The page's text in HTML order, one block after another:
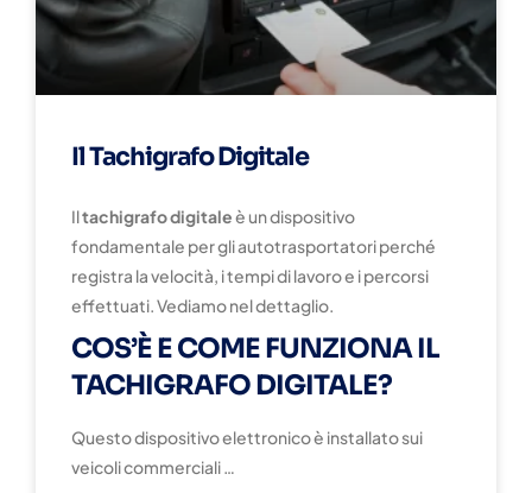
Il Tachigrafo Digitale
Iltachigrafo digitaleè un dispositivo
fondamentale per gli autotrasportatori perché
registra la velocità, i tempi di lavoro e i percorsi
effettuati. Vediamo nel dettaglio.
COS’È E COME FUNZIONA IL
TACHIGRAFO DIGITALE?
Questo dispositivo elettronico è installato sui
veicoli commerciali …